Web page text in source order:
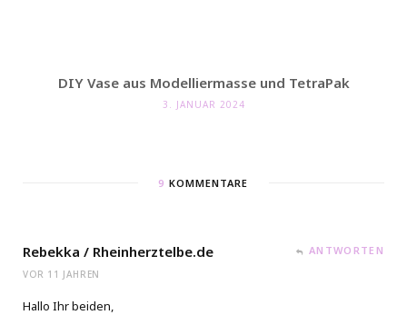
DIY Vase aus Modelliermasse und TetraPak
3. JANUAR 2024
9 KOMMENTARE
Rebekka / Rheinherztelbe.de
VOR 11 JAHREN
ANTWORTEN
Hallo Ihr beiden,